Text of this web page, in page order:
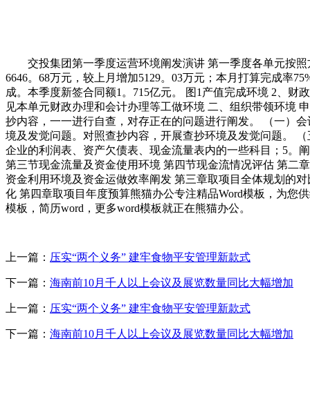
交投集团第一季度运营环境阐发演讲 第一季度各单元按照
6646。68万元，较上月增加5129。03万元；本月打算完成率
成。本季度新签合同额1。715亿元。 图1产值完成环境 2、
见本单元财政办理和会计办理等工做环境 二、组织带领环境
抄内容，一一进行自查，对存正在的问题进行阐发。 （一）
境及发觉问题。对照查抄内容，开展查抄环境及发觉问题。
企业的利润表、资产欠债表、现金流量表内的一些科目；5。
第三节现金流量及资金使用环境 第四节现金流情况评估 第二
资金利用环境及资金运做效率阐发 第三章取项目全体规划的
化 第四章取项目年度预算熊猫办公专注精品Word模板，为您
模板，简历word，更多word模板就正在熊猫办公。
上一篇： 压实“两个义务” 建牢食物平安管理新款式
下一篇： 海南前10月千人以上会议及展览数量同比大幅增加
上一篇： 压实“两个义务” 建牢食物平安管理新款式
下一篇： 海南前10月千人以上会议及展览数量同比大幅增加